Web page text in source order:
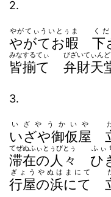
2.
やがてお暇
やがてぃういとぅま
下
く
皆揃て
みなするてぃ
弁財天
びざいてぃんど
3.
いざや御仮屋
いざやうかいや
滞在の人々
てぜぬふぃとぅびとぅ
ひ
ふぃ
行屋の浜にて
ぎょうやぬはまにて